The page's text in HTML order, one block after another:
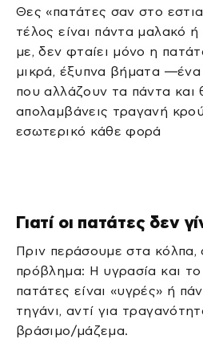
Θες «πατάτες σαν στο
τέλος είναι πάντα μαλακό
με, δεν φταίει μόνο η
μικρά, έξυπνα βήματα
που αλλάζουν τα πάντα και
απολαμβάνεις τραγανή
εσωτερικό κάθε φορά
Γιατί οι πατάτες δεν
Πριν περάσουμε στα
πρόβλημα: Η υγρασία και
πατάτες είναι «υγρές» ή
τηγάνι, αντί για
βράσιμο/μάζεμα.